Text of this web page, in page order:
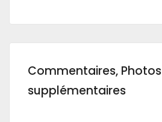
Commentaires, Photos
supplémentaires